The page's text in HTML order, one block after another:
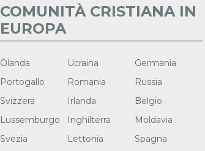
COMUNITÀ CRISTIANA IN
EUROPA
Olanda Ucraina
Germania
Portogallo
Romania
Russia
Svizzera
Irlanda
Belgio
Lussemburgo
Inghilterra
Moldavia
Svezia
Lettonia Spagna